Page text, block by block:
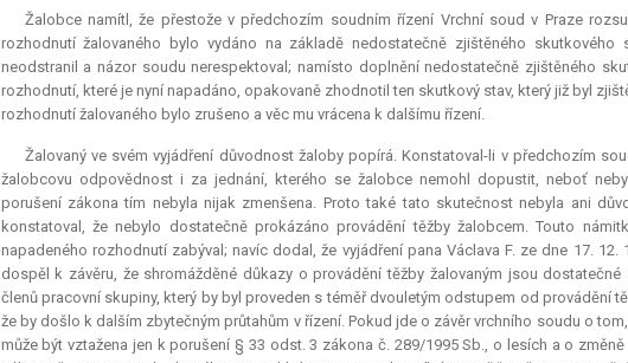
Žalobce namítl, že přestože v předchozím soudním řízení Vrchní soud v Praze
rozhodnutí žalovaného bylo vydáno na základě nedostatečně zjištěného
neodstranil a názor soudu nerespektoval; namísto doplnění nedostatečně zjištěného
rozhodnutí, které je nyní napadáno, opakovaně zhodnotil ten skutkový stav, který již byl
rozhodnutí žalovaného bylo zrušeno a věc mu vrácena k dalšímu řízení.
Žalovaný ve svém vyjádření důvodnost žaloby popírá. Konstatoval-li v předchozím
žalobcovu odpovědnost i za jednání, kterého se žalobce nemohl dopustit, neboť
porušení zákona tím nebyla nijak zmenšena. Proto také tato skutečnost nebyla ani
konstatoval, že nebylo dostatečně prokázáno provádění těžby žalobcem. Touto
napadeného rozhodnutí zabýval; navíc dodal, že vyjádření pana Václava F. ze dne 17.
dospěl k závěru, že shromážděné důkazy o provádění těžby žalovaným jsou
členů pracovní skupiny, který by byl proveden s téměř dvouletým odstupem od provádění
že by došlo k dalším zbytečným průtahům v řízení. Pokud jde o závěr vrchního soudu o
může být vztažena jen k porušení § 33 odst. 3 zákona č. 289/1995 Sb., o lesích a o